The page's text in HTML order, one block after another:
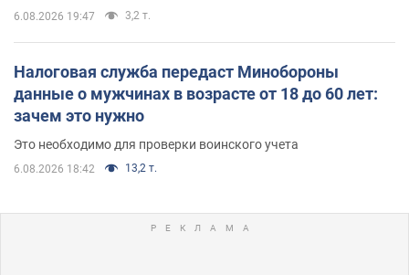
6.08.2026 19:47 3,2 т.
Налоговая служба передаст Минобороны
данные о мужчинах в возрасте от 18 до 60 лет:
зачем это нужно
Это необходимо для проверки воинского учета
6.08.2026 18:42 13,2 т.